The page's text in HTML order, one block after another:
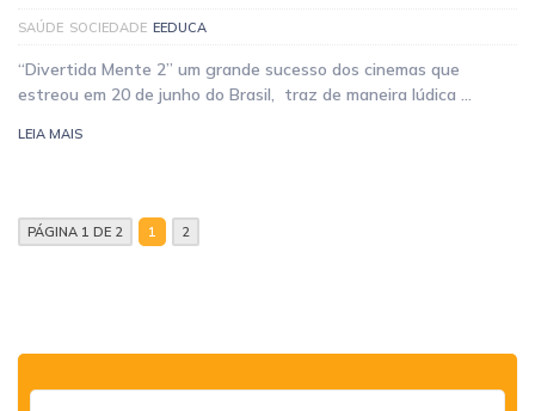
SAÚDE SOCIEDADE EEDUCA
“Divertida Mente 2” um grande sucesso dos cinemas que
estreou em 20 de junho do Brasil, traz de maneira lúdica …
LEIA MAIS
PÁGINA 1 DE 2 1 2